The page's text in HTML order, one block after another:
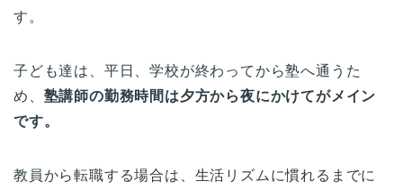
す。
子ども達は、平日、学校が終わってから塾へ通うた
め、 塾講師の勤務時間は夕方から夜にかけてがメイン
です。
教員から転職する場合は、生活リズムに慣れるまでに